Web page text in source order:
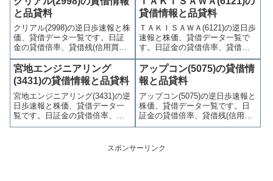
喚起・申込停止)など、空売り関
連情報を集計し、図解でわかり
やすくまとめて掲載していま
す。
(注意喚起・申込停止)など、空売
り関連情報を集計し、図解でわ
かりやすくまとめて掲載してい
ます。
と品貸料
クリアル(2998)の逆日歩速報と株
価、貸借データ一覧です。日証
金の貸借倍率、貸借残(信用買
残、信用売残)、品貸料(逆日
歩)、東証の週末残高、規制(注意
喚起・申込停止)など、空売り関
連情報を集計し、図解でわかり
やすくまとめて掲載していま
す。
貸借情報と品貸料
ＴＡＫＩＳＡＷＡ(6121)の逆日歩
速報と株価、貸借データ一覧で
す。日証金の貸借倍率、貸借残
(信用買残、信用売残)、品貸料
(逆日歩)、東証の週末残高、規制
(注意喚起・申込停止)など、空売
り関連情報を集計し、図解でわ
かりやすくまとめて掲載してい
ます。
宮地エンジニアリング
(3431)の貸借情報と品貸料
宮地エンジニアリング(3431)の逆
日歩速報と株価、貸借データ一
覧です。日証金の貸借倍率、貸
借残(信用買残、信用売残)、品貸
制(注意喚起・申込停止)など、空
売り関連情報を集計し、図解で
アップコン(5075)の貸借情
報と品貸料
アップコン(5075)の逆日歩速報と
株価、貸借データ一覧です。日
証金の貸借倍率、貸借残(信用買
残、信用売残)、品貸料(逆日
喚起・申込停止)など、空売り関
連情報を集計し、図解でわかり
スポンサーリンク